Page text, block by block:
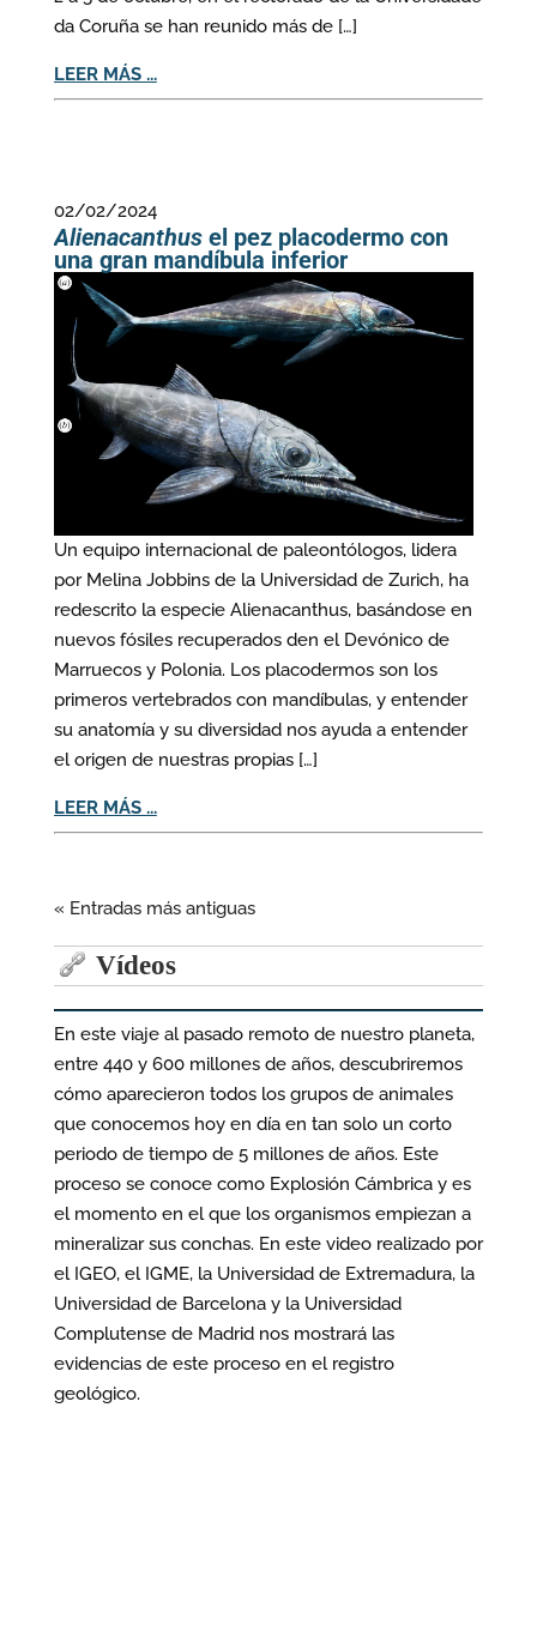
da Coruña se han reunido más de […]
LEER MÁS ...
02/02/2024
Alienacanthusel pez placodermo con
una gran mandíbula inferior
Un equipo internacional de paleontólogos, lidera
por Melina Jobbins de la Universidad de Zurich, ha
redescrito la especie Alienacanthus, basándose en
nuevos fósiles recuperados den el Devónico de
Marruecos y Polonia. Los placodermos son los
primeros vertebrados con mandíbulas, y entender
su anatomía y su diversidad nos ayuda a entender
el origen de nuestras propias […]
LEER MÁS ...
« Entradas más antiguas
Vídeos
En este viaje al pasado remoto de nuestro planeta,
entre 440 y 600 millones de años, descubriremos
cómo aparecieron todos los grupos de animales
que conocemos hoy en día en tan solo un corto
periodo de tiempo de 5 millones de años. Este
proceso se conoce como Explosión Cámbrica y es
el momento en el que los organismos empiezan a
mineralizar sus conchas. En este video realizado por
el IGEO, el IGME, la Universidad de Extremadura, la
Universidad de Barcelona y la Universidad
Complutense de Madrid nos mostrará las
evidencias de este proceso en el registro
geológico.